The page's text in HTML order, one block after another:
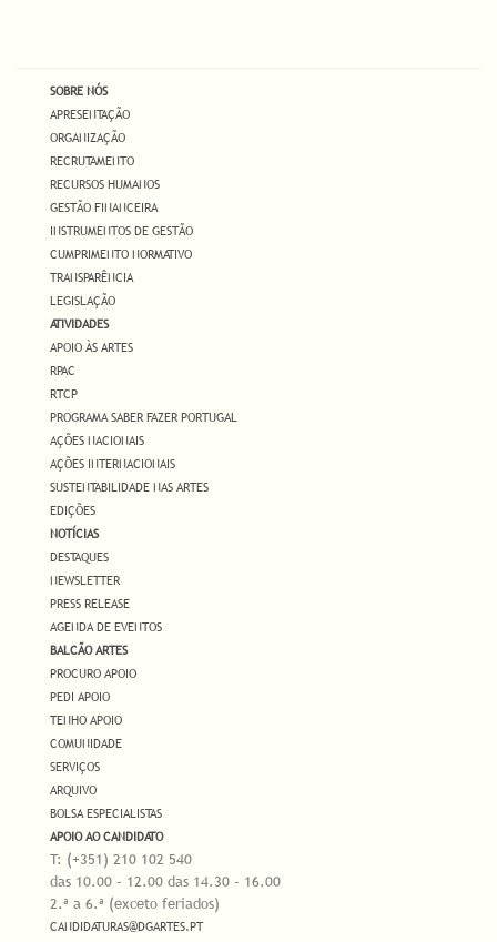
SOBRE NÓS
APRESENTAÇÃO
ORGANIZAÇÃO
RECRUTAMENTO
RECURSOS HUMANOS
GESTÃO FINANCEIRA
INSTRUMENTOS DE GESTÃO
CUMPRIMENTO NORMATIVO
TRANSPARÊNCIA
LEGISLAÇÃO
ATIVIDADES
APOIO ÀS ARTES
RPAC
RTCP
PROGRAMA SABER FAZER PORTUGAL
AÇÕES NACIONAIS
AÇÕES INTERNACIONAIS
SUSTENTABILIDADE NAS ARTES
EDIÇÕES
NOTÍCIAS
DESTAQUES
NEWSLETTER
PRESS RELEASE
AGENDA DE EVENTOS
BALCÃO ARTES
PROCURO APOIO
PEDI APOIO
TENHO APOIO
COMUNIDADE
SERVIÇOS
ARQUIVO
BOLSA ESPECIALISTAS
APOIO AO CANDIDATO
T: (+351) 210 102 540
das 10.00 - 12.00 das 14.30 - 16.00
2.ª a 6.ª (exceto feriados)
CANDIDATURAS@DGARTES.PT